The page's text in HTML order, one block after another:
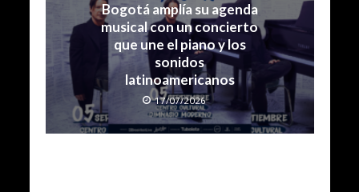
Bogotá amplía su agenda
musical con un concierto
que une el piano y los
sonidos
latinoamericanos
17/07/2026